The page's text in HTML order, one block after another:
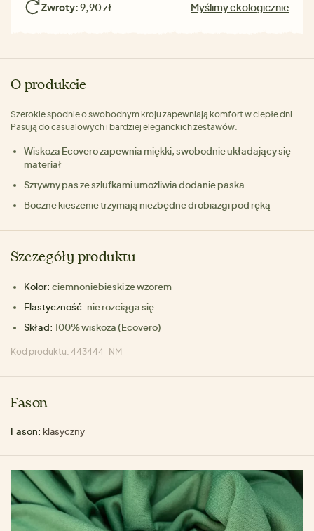
Zwroty:9,90 zł Myślimy ekologicznie
O produkcie
Szerokie spodnie o swobodnym kroju zapewniają komfort w ciepłe dni.
Pasują do casualowych i bardziej eleganckich zestawów.
Wiskoza Ecovero zapewnia miękki, swobodnie układający się
materiał
Sztywny pas ze szlufkami umożliwia dodanie paska
Boczne kieszenie trzymają niezbędne drobiazgi pod ręką
Szczegóły produktu
Kolor: ciemnoniebieski ze wzorem
Elastyczność: nie rozciąga się
Skład: 100% wiskoza (Ecovero)
Kod produktu: 443444-NM
Fason
Fason: klasyczny